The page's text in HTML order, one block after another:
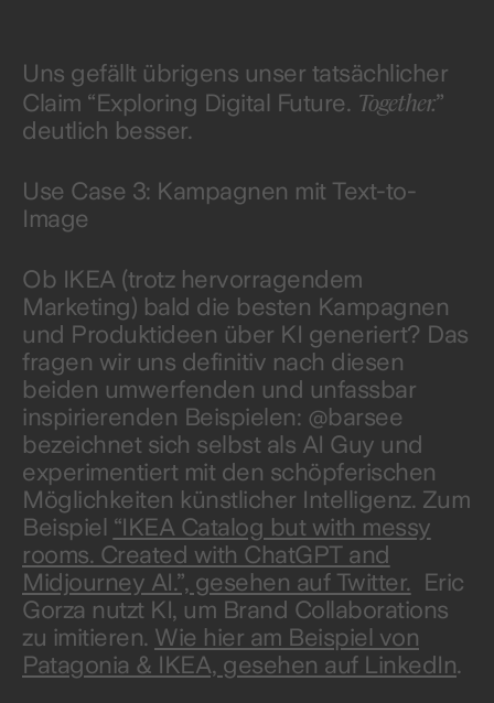
Uns gefällt übrigens unser tatsächlicher
Claim “Exploring Digital Future. Together.”
deutlich besser.
Use Case 3: Kampagnen mit Text-to-
Image
Ob IKEA (trotz hervorragendem
Marketing) bald die besten Kampagnen
und Produktideen über KI generiert? Das
fragen wir uns definitiv nach diesen
beiden umwerfenden und unfassbar
inspirierenden Beispielen: @barsee
bezeichnet sich selbst als AI Guy und
experimentiert mit den schöpferischen
Möglichkeiten künstlicher Intelligenz. Zum
Beispiel “IKEA Catalog but with messy
rooms. Created with ChatGPT and
Midjourney AI.”, gesehen auf Twitter. Eric
Gorza nutzt KI, um Brand Collaborations
zu imitieren. Wie hier am Beispiel von
Patagonia & IKEA, gesehen auf LinkedIn.